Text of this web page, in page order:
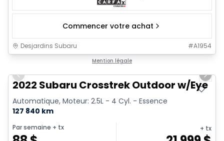
Commencer votre achat
Desjardins Subaru #A1954
Mention légale
Previous slide
Next
2022 Subaru Crosstrek Outdoor w/Eye
Automatique, Moteur: 2.5L - 4 Cyl. - Essence
127 840 km
Par semaine + tx + tx